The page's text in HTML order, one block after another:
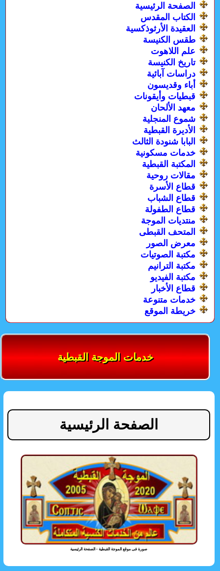
الصفحة الرئيسية
الكتاب المقدس
العقيدة الأرثوذكسية
طقس الكنيسة
علم اللاهوت
تاريخ الكنيسة
دراسات آبائية
أباء وقديسون
قبطيات وأيقونات
معهد الألحان
شموع المنجلية
الأديرة القبطية
البابا شنودة الثالث
خدمات مسكونية
المكتبة القبطية
مقالات روحية
قطاع الأسرة
قطاع الشباب
قطاع الطفولة
منتديات الموجة
المتحف القبطى
معرض الصور
مكتبة الصوتيات
مكتبة الترانيم
مكتبة الفيديو
قطاع الأخبار
خدمات متنوعة
خريطة الموقع
خدمات الموجة القبطية
الصفحة الرئيسية
صورة فى موقع الموجة القبطية - الصفحة الرئيسية